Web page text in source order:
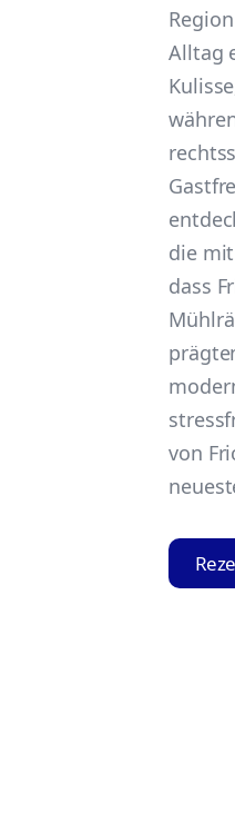
Alltag
die
dass
von